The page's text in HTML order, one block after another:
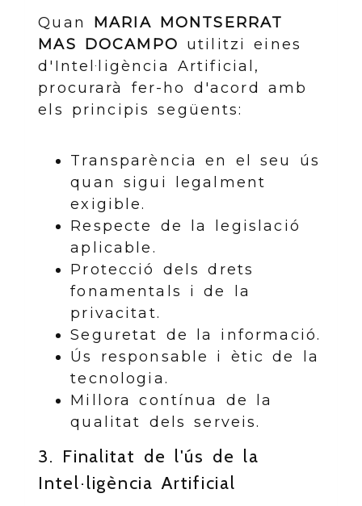
Quan MARIA MONTSERRAT
MAS DOCAMPO utilitzi eines
d'Intel·ligència Artificial,
procurarà fer-ho d'acord amb
els principis següents:
Transparència en el seu ús
quan sigui legalment
exigible.
Respecte de la legislació
aplicable.
Protecció dels drets
fonamentals i de la
privacitat.
Seguretat de la informació.
Ús responsable i ètic de la
tecnologia.
Millora contínua de la
qualitat dels serveis.
3. Finalitat de l'ús de la
Intel·ligència Artificial